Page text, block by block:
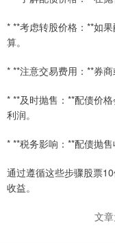
* **考虑转股价格：**如
算。
* **注意交易费用：**券
* **及时抛售：**配债价
利润。
* **税务影响：**配债抛
通过遵循这些步骤股票
收益。
文